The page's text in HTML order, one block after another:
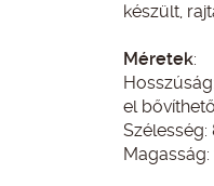
készült,
Méretek:
el
Szélesség: